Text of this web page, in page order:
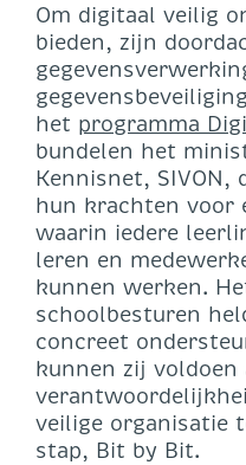
Om digitaal veilig
bieden, zijn
het programma
bundelen het
Kennisnet, SIVON,
hun krachten voor
waarin iedere
leren en
kunnen werken.
schoolbesturen
concreet
kunnen zij voldoen
veilige organisatie
stap, Bit by Bit.